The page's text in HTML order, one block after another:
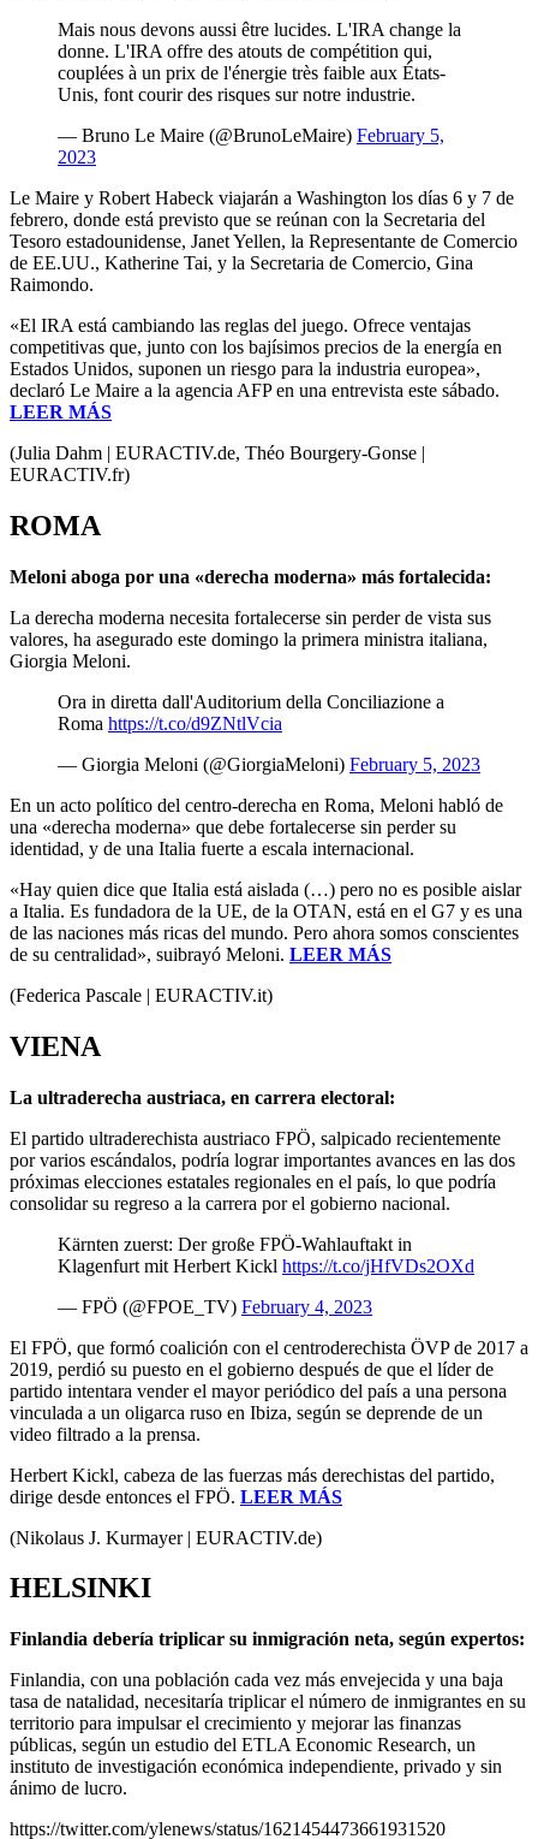
Mais nous devons aussi être lucides. L'IRA change la
donne. L'IRA offre des atouts de compétition qui,
couplées à un prix de l'énergie très faible aux États-
Unis, font courir des risques sur notre industrie.
— Bruno Le Maire (@BrunoLeMaire) February 5,
2023
Le Maire y Robert Habeck viajarán a Washington los días 6 y 7 de
febrero, donde está previsto que se reúnan con la Secretaria del
Tesoro estadounidense, Janet Yellen, la Representante de Comercio
de EE.UU., Katherine Tai, y la Secretaria de Comercio, Gina
Raimondo.
«El IRA está cambiando las reglas del juego. Ofrece ventajas
competitivas que, junto con los bajísimos precios de la energía en
Estados Unidos, suponen un riesgo para la industria europea»,
declaró Le Maire a la agencia AFP en una entrevista este sábado.
LEER MÁS
(Julia Dahm | EURACTIV.de, Théo Bourgery-Gonse |
EURACTIV.fr)
ROMA
Meloni aboga por una «derecha moderna» más fortalecida:
La derecha moderna necesita fortalecerse sin perder de vista sus
valores, ha asegurado este domingo la primera ministra italiana,
Giorgia Meloni.
Ora in diretta dall'Auditorium della Conciliazione a
Roma https://t.co/d9ZNtlVcia
— Giorgia Meloni (@GiorgiaMeloni) February 5, 2023
En un acto político del centro-derecha en Roma, Meloni habló de
una «derecha moderna» que debe fortalecerse sin perder su
identidad, y de una Italia fuerte a escala internacional.
«Hay quien dice que Italia está aislada (…) pero no es posible aislar
a Italia. Es fundadora de la UE, de la OTAN, está en el G7 y es una
de las naciones más ricas del mundo. Pero ahora somos conscientes
de su centralidad», suibrayó Meloni. LEER MÁS
(Federica Pascale | EURACTIV.it)
VIENA
La ultraderecha austriaca, en carrera electoral:
El partido ultraderechista austriaco FPÖ, salpicado recientemente
por varios escándalos, podría lograr importantes avances en las dos
próximas elecciones estatales regionales en el país, lo que podría
consolidar su regreso a la carrera por el gobierno nacional.
Kärnten zuerst: Der große FPÖ-Wahlauftakt in
Klagenfurt mit Herbert Kickl https://t.co/jHfVDs2OXd
— FPÖ (@FPOE_TV) February 4, 2023
El FPÖ, que formó coalición con el centroderechista ÖVP de 2017 a
2019, perdió su puesto en el gobierno después de que el líder de
partido intentara vender el mayor periódico del país a una persona
vinculada a un oligarca ruso en Ibiza, según se deprende de un
video filtrado a la prensa.
Herbert Kickl, cabeza de las fuerzas más derechistas del partido,
dirige desde entonces el FPÖ. LEER MÁS
(Nikolaus J. Kurmayer | EURACTIV.de)
HELSINKI
Finlandia debería triplicar su inmigración neta, según expertos:
Finlandia, con una población cada vez más envejecida y una baja
tasa de natalidad, necesitaría triplicar el número de inmigrantes en su
territorio para impulsar el crecimiento y mejorar las finanzas
públicas, según un estudio del ETLA Economic Research, un
instituto de investigación económica independiente, privado y sin
ánimo de lucro.
https://twitter.com/ylenews/status/1621454473661931520